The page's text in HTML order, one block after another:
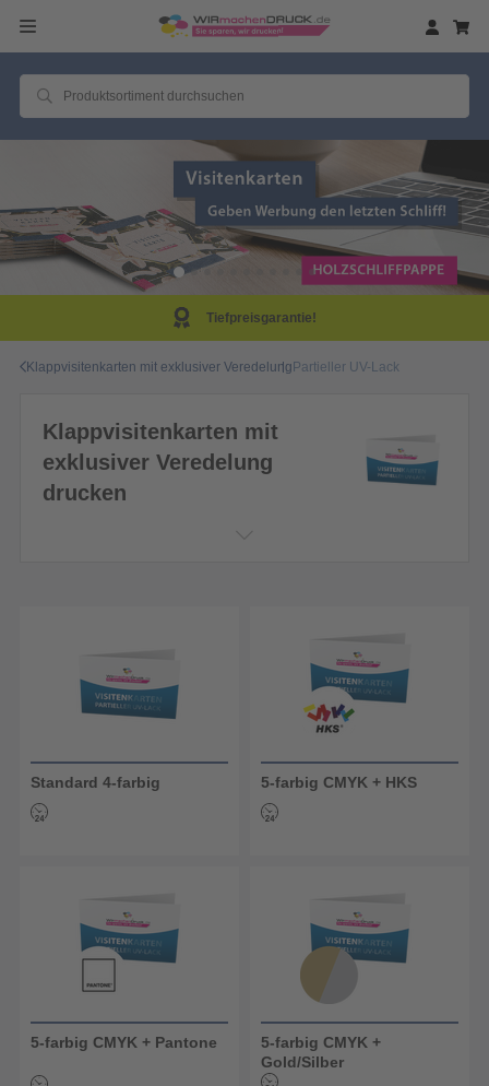
Tiefpreisgarantie!
Klappvisitenkarten mit exklusiver VeredelungPartieller UV-Lack
Klappvisitenkarten mit
exklusiver Veredelung
drucken
Standard 4-farbig 5-farbig CMYK + HKS
5-farbig CMYK + Pantone
5-farbig CMYK +
Gold/Silber